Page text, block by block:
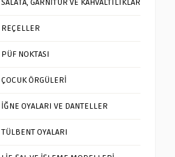
SALATA, GARNİTÜR VE KAHVALTILIKLAR
REÇELLER
PÜF NOKTASI
ÇOCUK ÖRGÜLERİ
İĞNE OYALARI VE DANTELLER
TÜLBENT OYALARI